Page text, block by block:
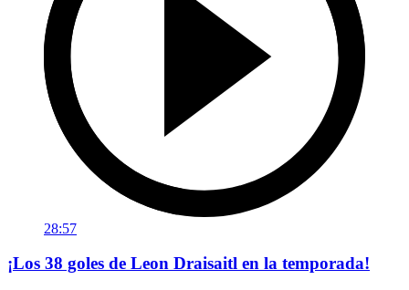
28:57
¡Los 38 goles de Leon Draisaitl en la temporada!